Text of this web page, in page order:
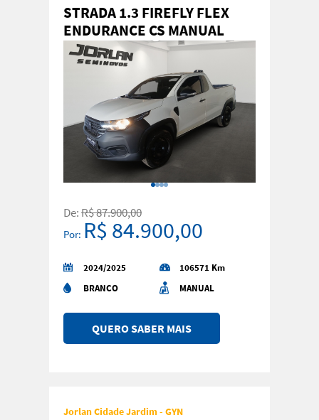
STRADA 1.3 FIREFLY FLEX
ENDURANCE CS MANUAL
De:R$ 87.900,00
Por: R$ 84.900,00
2024/2025
106571 Km
BRANCO
MANUAL
QUERO SABER MAIS
Jorlan Cidade Jardim - GYN